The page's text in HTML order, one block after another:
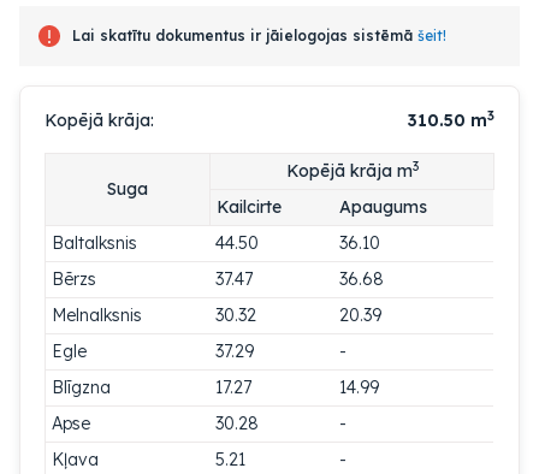
Lai skatītu dokumentus ir jāielogojas sistēmā šeit!
Kopējā krāja: 310.50 m3
Suga
Kopējā krāja m3
Kailcirte
Apaugums
Baltalksnis
44.50
36.10
Bērzs
37.47
36.68
Melnalksnis
30.32
20.39
Egle
37.29
-
Blīgzna
17.27
14.99
Apse
30.28
-
Kļava
5.21
-